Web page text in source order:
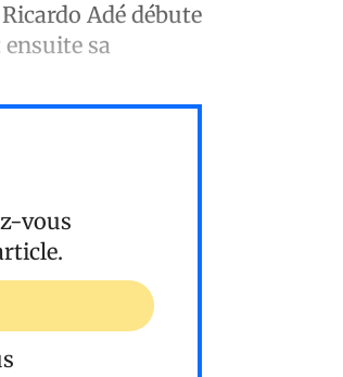
Adé débute
sa
vous